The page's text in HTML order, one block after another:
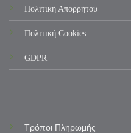
Πολιτική Απορρήτου
Πολιτική Cookies
GDPR
Τρόποι Πληρωμής